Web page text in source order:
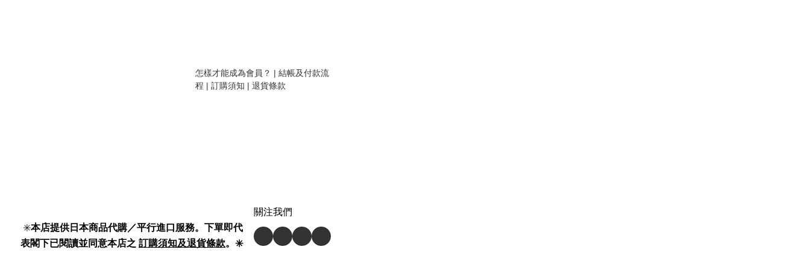
怎樣才能成為會員？ | 結帳及付款流
程 | 訂購須知 | 退貨條款
✳️本店提供日本商品代購／平行進口服務。下單即代
表閣下已閱讀並同意本店之 訂購須知及退貨條款。✳️
關注我們